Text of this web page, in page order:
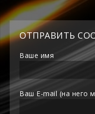
ОТПРАВИТЬ
Ваше имя
Ваш E-mail (на него